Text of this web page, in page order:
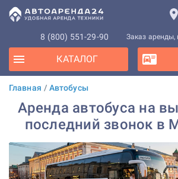
8 (800) 551-29-90 Заказ аренды,
КАТАЛОГ
Главная / Автобусы
Аренда автобуса на
последний звонок в